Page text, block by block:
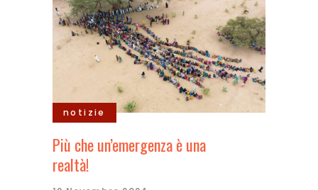
notizie
Più che un’emergenza è una
realtà!